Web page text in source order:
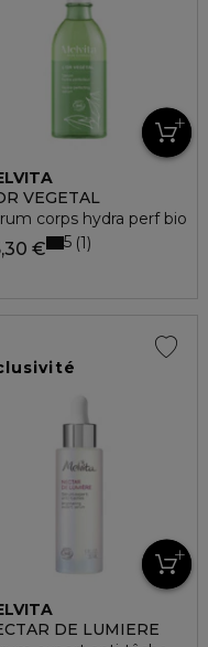
VEGETAL
corps hydra perf bio
€ 5 1
DE LUMIERE